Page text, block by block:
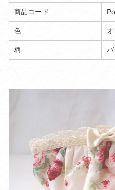
商品コード
色
柄 バ